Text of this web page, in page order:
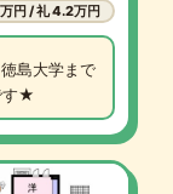
円 / 礼 4.2万円
島大学まで
す★